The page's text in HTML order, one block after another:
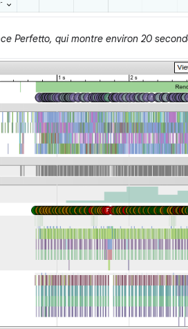
Perfetto, qui montre environ 20